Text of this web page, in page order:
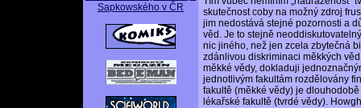
Sapkowského v ČR
skutečnost coby na možný zdroj
jim nedostává stejné pozornosti a
věd. Je to stejně
nic jiného, než jen zcela zbytečná
zdánlivou diskriminaci měkkých
měkké vědy, dokladuji
jednotlivým fakultám rozdělovány
fakultě (měkké vědy) je
lékařské fakultě (tvrdé vědy).